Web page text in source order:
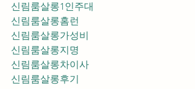
신림룸살롱1인주대
신림룸살롱홈런
신림룸살롱가성비
신림룸살롱지명
신림룸살롱차이사
신림룸살롱후기